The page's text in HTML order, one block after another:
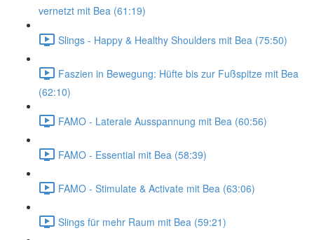
vernetzt mit Bea (61:19)
Slings - Happy & Healthy Shoulders mit Bea (75:50)
Faszien in Bewegung: Hüfte bis zur Fußspitze mit Bea
(62:10)
FAMO - Laterale Ausspannung mit Bea (60:56)
FAMO - Essential mit Bea (58:39)
FAMO - Stimulate & Activate mit Bea (63:06)
Slings für mehr Raum mit Bea (59:21)